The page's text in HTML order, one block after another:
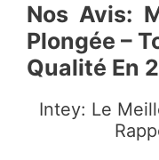
​Nos Avis​:
Plongée –
Qualité En
​Intey: Le